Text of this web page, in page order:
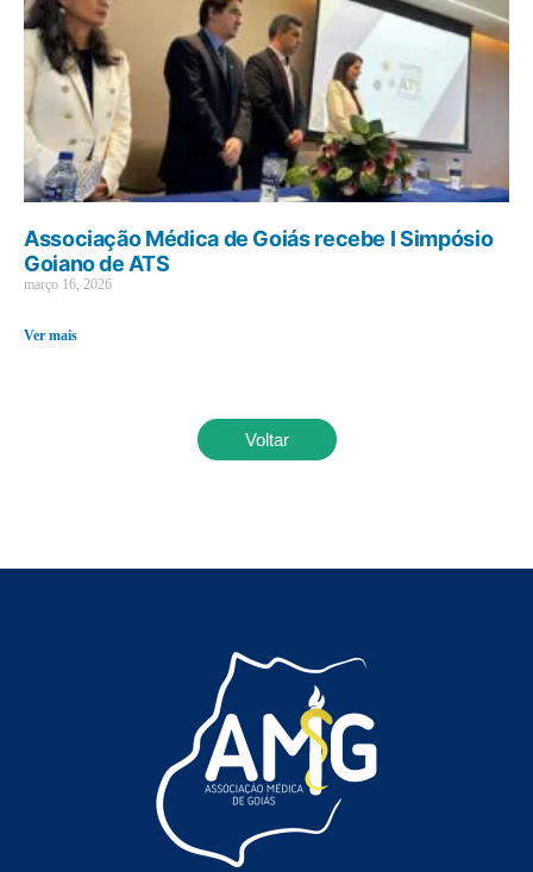
Associação Médica de Goiás recebe I Simpósio
Goiano de ATS
março 16, 2026
Ver mais
Voltar